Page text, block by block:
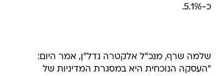
כ-5.1%.
שלמה שרף, מנכ"ל אלקטרה נדל"ן, אמר היום:
"העסקה הנוכחית היא במסגרת המדיניות של